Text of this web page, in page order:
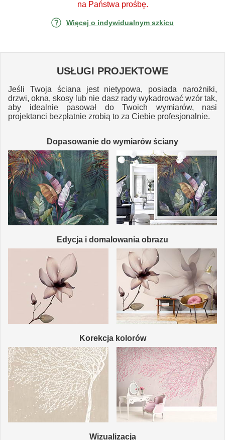
na Państwa prośbę.
Więcej o indywidualnym szkicu
USŁUGI PROJEKTOWE
Jeśli Twoja ściana jest nietypowa, posiada narożniki,
drzwi, okna, skosy lub nie dasz rady wykadrować wzór tak,
aby idealnie pasował do Twoich wymiarów, nasi
projektanci bezpłatnie zrobią to za Ciebie profesjonalnie.
Dopasowanie do wymiarów ściany
Edycja i domalowania obrazu
Korekcja kolorów
Wizualizacja